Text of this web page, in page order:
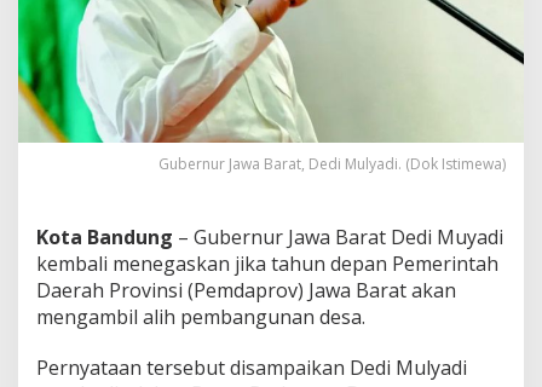
k
a
n
2
0
2
6
P
p
r
o
v
M
l
a
Gubernur Jawa Barat, Dedi Mulyadi. (Dok Istimewa)
Kota Bandung – Gubernur Jawa Barat Dedi Muyadi
kembali menegaskan jika tahun depan Pemerintah
Daerah Provinsi (Pemdaprov) Jawa Barat akan
mengambil alih pembangunan desa.
Pernyataan tersebut disampaikan Dedi Mulyadi